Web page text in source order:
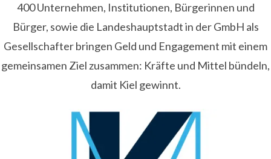
400 Unternehmen, Institutionen, Bürgerinnen und
Bürger, sowie die Landeshauptstadt in der GmbH als
Gesellschafter bringen Geld und Engagement mit einem
gemeinsamen Ziel zusammen: Kräfte und Mittel bündeln,
damit Kiel gewinnt.